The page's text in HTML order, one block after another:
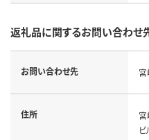
返礼品に関するお問い合わせ
お問い合わせ先
住所